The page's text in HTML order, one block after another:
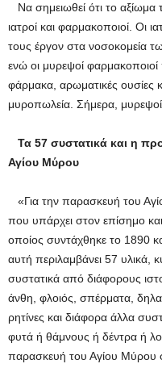
Να σημειωθεί ότι το αξίωμα
ιατροί και φαρμακοποιοί. Οι
τους έργον στα νοσοκομεία
ενώ οι μυρεψοί
φάρμακα, αρωματικές ουσίες
μυροπωλεία. Σήμερα, μυρεψοί
Τα 57 συστατικά και η
Αγίου Μύρου
«Για την παρασκευή του
που υπάρχει στον επίσημο
οποίος συντάχθηκε το 1890
αυτή περιλαμβάνει 57 υλικά,
συστατικά από διάφορους
άνθη, φλοιός, σπέρματα,
ρητίνες και διάφορα άλλα
φυτά ή θάμνους ή δέντρα ή
παρασκευή του Αγίου Μύρου